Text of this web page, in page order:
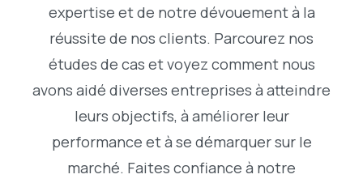
expertise et de notre dévouement à la
réussite de nos clients. Parcourez nos
études de cas et voyez comment nous
avons aidé diverses entreprises à atteindre
leurs objectifs, à améliorer leur
performance et à se démarquer sur le
marché. Faites confiance à notre